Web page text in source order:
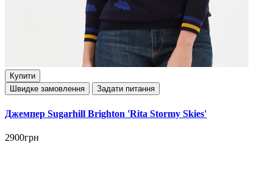
Купити
Швидке замовлення
Задати питання
Джемпер Sugarhill Brighton 'Rita Stormy Skies'
2900грн